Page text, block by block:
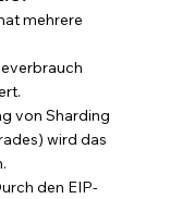
mehrere
von Sharding
wird das
den EIP-